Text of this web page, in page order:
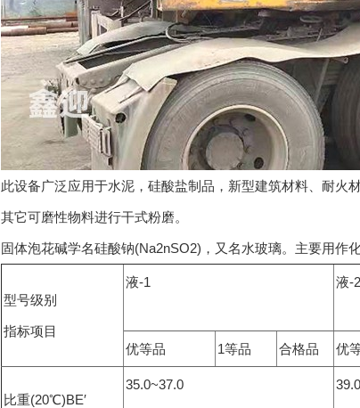
此设备广泛应用于水泥，硅酸盐制品，新型建筑材料、耐火
其它可磨性物料进行干式粉磨。
固体泡花碱学名硅酸钠(Na2nSO2)，又名水玻璃。主要用作
型号级别
指标项目
液-1 液-2
优等品 1等品 合格品 优
比重(20℃)BE′
35.0~37.0